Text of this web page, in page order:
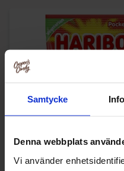
Samtycke
Denna webbplats
Vi använderPasta Frutta Zourr